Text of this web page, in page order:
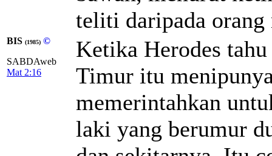
teliti daripada
BIS (1985) ©
SABDAweb
Mat 2:16
Ketika Herodes
Timur itu
memerintahkan
laki yang berumur